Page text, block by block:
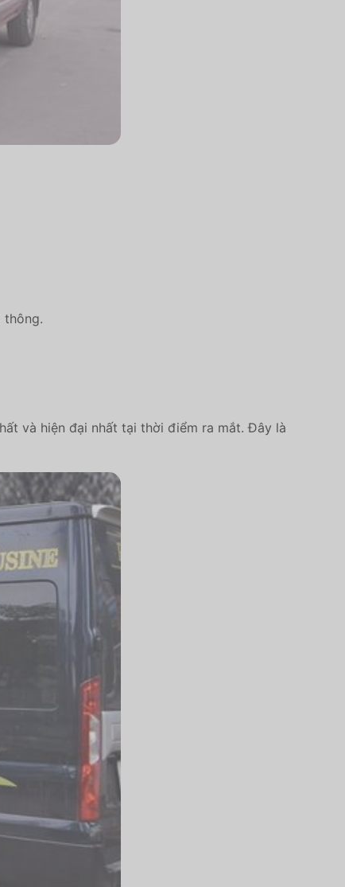
thông.
và hiện đại nhất tại thời điểm ra mắt. Đây là